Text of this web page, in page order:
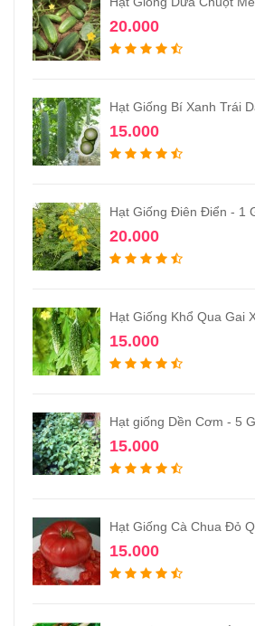
20.000
Hạt Giống Bí Xanh Trái
15.000
Hạt Giống Điên Điển - 1
20.000
Hạt Giống Khổ Qua Gai
15.000
Hạt giống Dền Cơm - 5
15.000
Hạt Giống Cà Chua Đỏ
15.000